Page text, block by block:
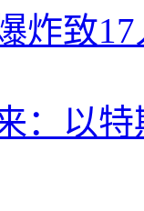
炸致
：以